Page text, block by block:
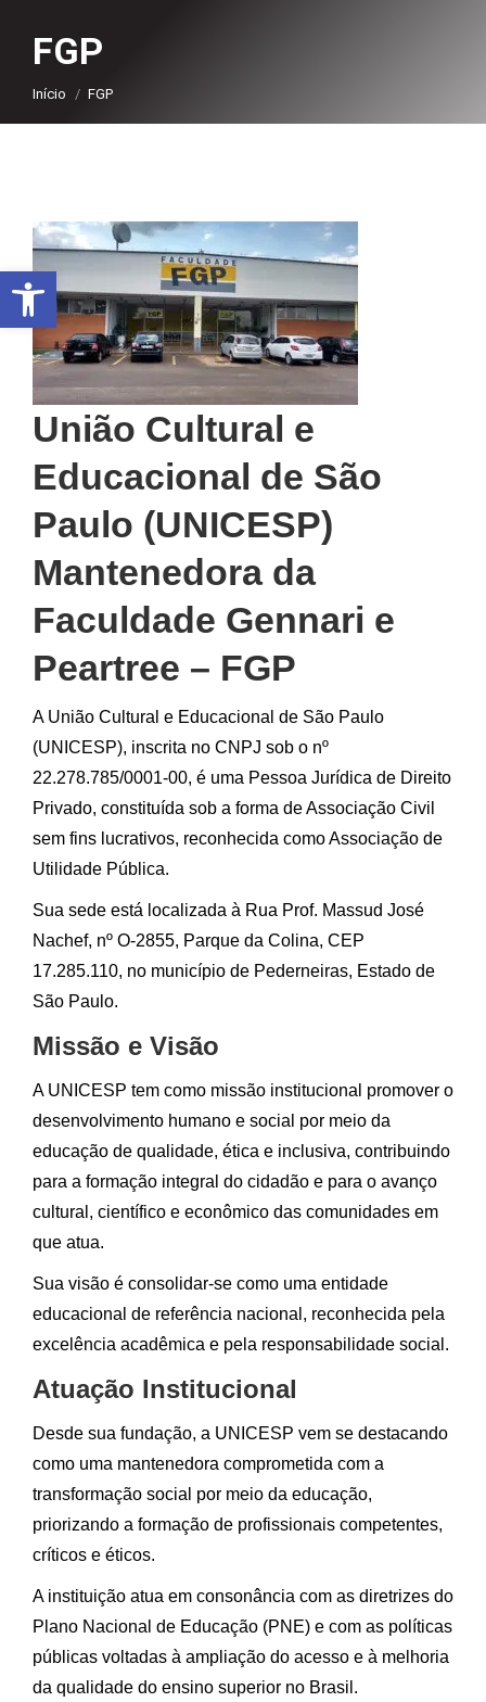
FGP
Você está aqui:
Início FGP
União Cultural e
Educacional de São
Paulo (UNICESP)
Mantenedora da
Faculdade Gennari e
Peartree – FGP
A União Cultural e Educacional de São Paulo
(UNICESP), inscrita no CNPJ sob o nº
22.278.785/0001-00, é uma Pessoa Jurídica de Direito
Privado, constituída sob a forma de Associação Civil
sem fins lucrativos, reconhecida como Associação de
Utilidade Pública.
Sua sede está localizada à Rua Prof. Massud José
Nachef, nº O-2855, Parque da Colina, CEP
17.285.110, no município de Pederneiras, Estado de
São Paulo.
Missão e Visão
A UNICESP tem como missão institucional promover o
desenvolvimento humano e social por meio da
educação de qualidade, ética e inclusiva, contribuindo
para a formação integral do cidadão e para o avanço
cultural, científico e econômico das comunidades em
que atua.
Sua visão é consolidar-se como uma entidade
educacional de referência nacional, reconhecida pela
excelência acadêmica e pela responsabilidade social.
Atuação Institucional
Desde sua fundação, a UNICESP vem se destacando
como uma mantenedora comprometida com a
transformação social por meio da educação,
priorizando a formação de profissionais competentes,
críticos e éticos.
A instituição atua em consonância com as diretrizes do
Plano Nacional de Educação (PNE) e com as políticas
públicas voltadas à ampliação do acesso e à melhoria
da qualidade do ensino superior no Brasil.
Abrir a barra de ferramentas